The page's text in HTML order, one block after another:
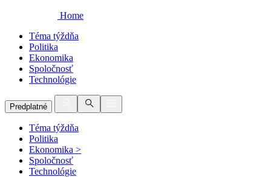
Home
Téma týždňa
Politika
Ekonomika
Spoločnosť
Technológie
Predplatné
Téma týždňa
Politika
Ekonomika >
Spoločnosť
Technológie